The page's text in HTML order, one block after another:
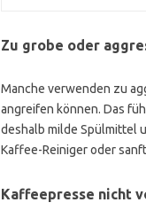
Zu grobe oder
Manche verwenden zu
angreifen können. Das
deshalb milde Spülmittel
Kaffee-Reiniger oder
Kaffeepresse nicht